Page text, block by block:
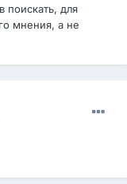
поискать, для
мнения, а не